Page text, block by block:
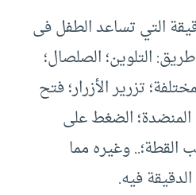
التي تساعد الطفل فى
التلوين؛ الصلصال؛
تزرير الأزرار؛ فتح
الضغط على
القطة؛.. وغيره مما
فيه.